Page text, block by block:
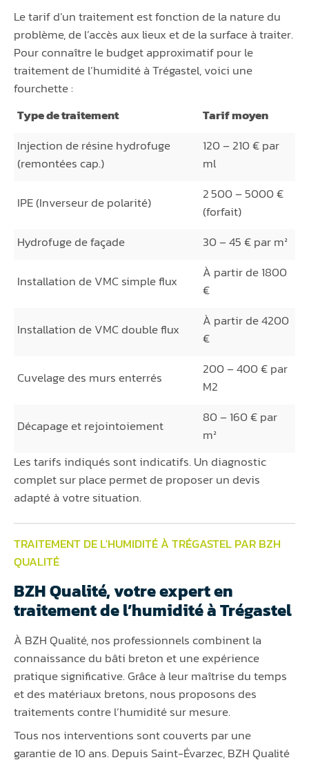
Le tarif d’un traitement est fonction de la nature du
problème, de l’accès aux lieux et de la surface à traiter.
Pour connaître le budget approximatif pour le
traitement de l’humidité à Trégastel, voici une
fourchette :
Type de traitement
Tarif moyen
Injection de résine hydrofuge
(remontées cap.)
120 – 210 € par
ml
IPE (Inverseur de polarité)
2 500 – 5000 €
(forfait)
Hydrofuge de façade
30 – 45 € par m²
Installation de VMC simple flux
À partir de 1800
€
Installation de VMC double flux
À partir de 4200
€
Cuvelage des murs enterrés
200 – 400 € par
M2
Décapage et rejointoiement
80 – 160 € par
m²
Les tarifs indiqués sont indicatifs. Un diagnostic
complet sur place permet de proposer un devis
adapté à votre situation.
TRAITEMENT DE L'HUMIDITÉ À TRÉGASTEL PAR BZH
QUALITÉ
BZH Qualité, votre expert en
traitement de l’humidité à Trégastel
À BZH Qualité, nos professionnels combinent la
connaissance du bâti breton et une expérience
pratique significative. Grâce à leur maîtrise du temps
et des matériaux bretons, nous proposons des
traitements contre l’humidité sur mesure.
Tous nos interventions sont couverts par une
garantie de 10 ans. Depuis Saint-Évarzec, BZH Qualité